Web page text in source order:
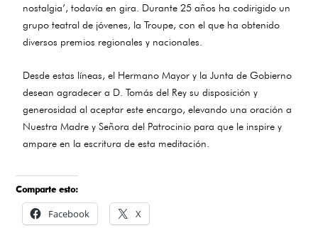
nostalgia’, todavía en gira. Durante 25 años ha codirigido un
grupo teatral de jóvenes, la Troupe, con el que ha obtenido
diversos premios regionales y nacionales.
Desde estas líneas, el Hermano Mayor y la Junta de Gobierno
desean agradecer a D. Tomás del Rey su disposición y
generosidad al aceptar este encargo, elevando una oración a
Nuestra Madre y Señora del Patrocinio para que le inspire y
ampare en la escritura de esta meditación.
Comparte esto:
Facebook X